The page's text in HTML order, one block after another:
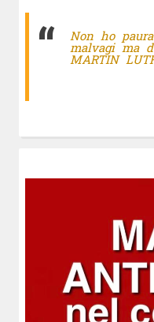
Non ho
malvagi ma
MARTIN